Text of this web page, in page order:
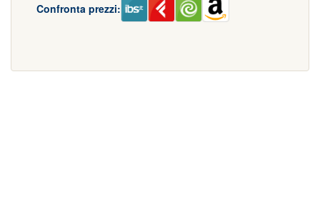
Confronta prezzi: